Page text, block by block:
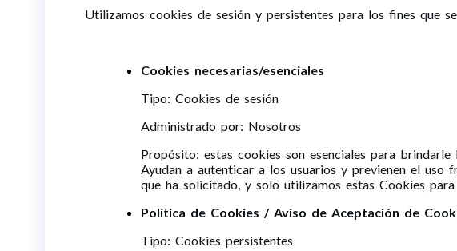
Utilizamos cookies de sesión y persistentes para los fines que
Cookies necesarias/esenciales
Tipo: Cookies de sesión
Administrado por: Nosotros
Propósito: estas cookies son esenciales para
Ayudan a autenticar a los usuarios y previenen el uso
que ha solicitado, y solo utilizamos estas Cookies
Política de Cookies / Aviso de Aceptación de
Tipo: Cookies persistentes